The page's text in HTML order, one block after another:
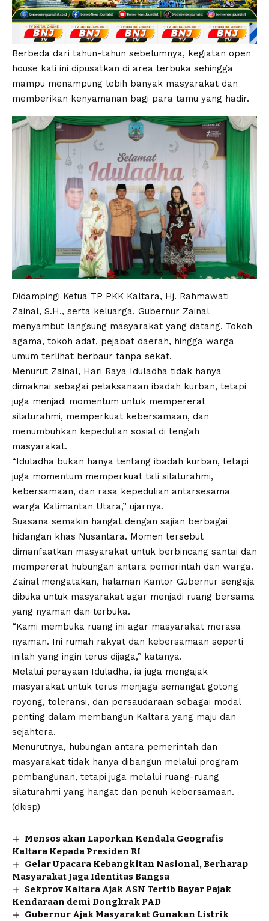
Berbeda dari tahun-tahun sebelumnya, kegiatan open
house kali ini dipusatkan di area terbuka sehingga
mampu menampung lebih banyak masyarakat dan
memberikan kenyamanan bagi para tamu yang hadir.
Didampingi Ketua TP PKK Kaltara, Hj. Rahmawati
Zainal, S.H., serta keluarga, Gubernur Zainal
menyambut langsung masyarakat yang datang. Tokoh
agama, tokoh adat, pejabat daerah, hingga warga
umum terlihat berbaur tanpa sekat.
Menurut Zainal, Hari Raya Iduladha tidak hanya
dimaknai sebagai pelaksanaan ibadah kurban, tetapi
juga menjadi momentum untuk mempererat
silaturahmi, memperkuat kebersamaan, dan
menumbuhkan kepedulian sosial di tengah
masyarakat.
“Iduladha bukan hanya tentang ibadah kurban, tetapi
juga momentum memperkuat tali silaturahmi,
kebersamaan, dan rasa kepedulian antarsesama
warga Kalimantan Utara,” ujarnya.
Suasana semakin hangat dengan sajian berbagai
hidangan khas Nusantara. Momen tersebut
dimanfaatkan masyarakat untuk berbincang santai dan
mempererat hubungan antara pemerintah dan warga.
Zainal mengatakan, halaman Kantor Gubernur sengaja
dibuka untuk masyarakat agar menjadi ruang bersama
yang nyaman dan terbuka.
“Kami membuka ruang ini agar masyarakat merasa
nyaman. Ini rumah rakyat dan kebersamaan seperti
inilah yang ingin terus dijaga,” katanya.
Melalui perayaan Iduladha, ia juga mengajak
masyarakat untuk terus menjaga semangat gotong
royong, toleransi, dan persaudaraan sebagai modal
penting dalam membangun Kaltara yang maju dan
sejahtera.
Menurutnya, hubungan antara pemerintah dan
masyarakat tidak hanya dibangun melalui program
pembangunan, tetapi juga melalui ruang-ruang
silaturahmi yang hangat dan penuh kebersamaan.
(dkisp)
Mensos akan Laporkan Kendala Geografis
Kaltara Kepada Presiden RI
Gelar Upacara Kebangkitan Nasional, Berharap
Masyarakat Jaga Identitas Bangsa
Sekprov Kaltara Ajak ASN Tertib Bayar Pajak
Kendaraan demi Dongkrak PAD
Gubernur Ajak Masyarakat Gunakan Listrik